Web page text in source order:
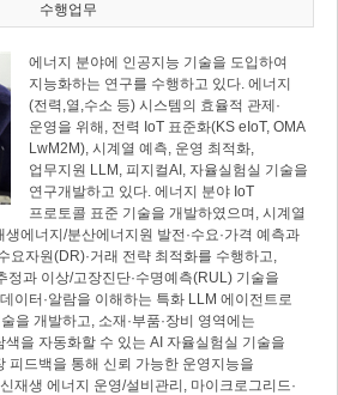
수행업무
에너지 분야에 인공지능 기술을 도입하여
지능화하는 연구를 수행하고 있다. 에너지
(전력,열,수소 등) 시스템의 효율적 관제·
운영을 위해, 전력 IoT 표준화(KS eIoT, OMA
LwM2M), 시계열 예측, 운영 최적화,
업무지원 LLM, 피지컬AI, 자율실험실 기술을
연구개발하고 있다. 에너지 분야 IoT
프로토콜 표준 기술을 개발하였으며, 시계열
에너지/분산에너지원 발전·수요·가격 예측과
요자원(DR)·거래 전략 최적화를 수행하고,
정과 이상/고장진단·수명예측(RUL) 기술을
이터·알람을 이해하는 특화 LLM 에이전트로
을 개발하고, 소재·부품·장비 영역에는
을 자동화할 수 있는 AI 자율실험실 기술을
피드백을 통해 신뢰 가능한 운영지능을
재생 에너지 운영/설비관리, 마이크로그리드·